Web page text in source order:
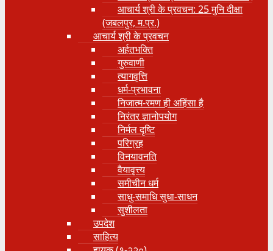
आचार्य श्री के प्रवचन: 25 मुनि दीक्षा
(जबलपुर, म.प्र.)
आचार्य श्री के प्रवचन
अर्हतभक्ति
गुरुवाणी
त्यागवृत्ति
धर्म-प्रभावना
निजात्म-रमण ही अहिंसा है
निरंतर ज्ञानोपयोग
निर्मल दृष्टि
परिग्रह
विनयावनति
वैयावृत्त्य
समीचीन धर्म
साधु-समाधि सुधा-साधन
सुशीलता
उपदेश
साहित्य